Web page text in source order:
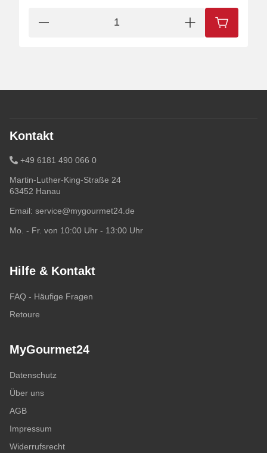
IN DEN
Kontakt
+49 6181 490 066 0
Martin-Luther-King-Straße 24
63452 Hanau
Email: service@mygourmet24.de
Mo. - Fr. von 10:00 Uhr - 13:00 Uhr
Hilfe & Kontakt
FAQ - Häufige Fragen
Retoure
MyGourmet24
Datenschutz
Über uns
AGB
Impressum
Widerrufsrecht